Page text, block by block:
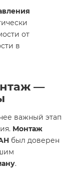
от
в
—
важный этап
Монтаж
был доверен
.